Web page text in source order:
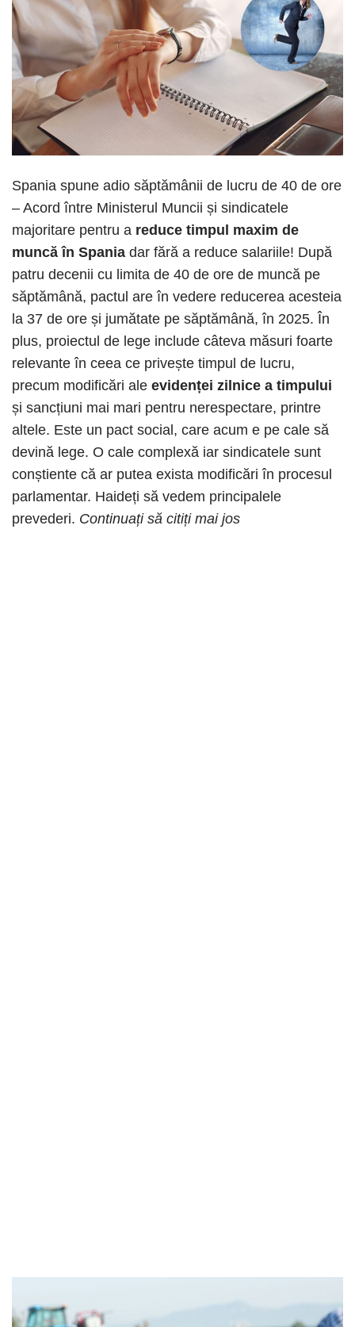
Spania spune adio săptămânii de lucru de 40 de ore
– Acord între Ministerul Muncii și sindicatele
majoritare pentru a reduce timpul maxim de
muncă în Spania dar fără a reduce salariile! După
patru decenii cu limita de 40 de ore de muncă pe
săptămână, pactul are în vedere reducerea acesteia
la 37 de ore și jumătate pe săptămână, în 2025. În
plus, proiectul de lege include câteva măsuri foarte
relevante în ceea ce privește timpul de lucru,
precum modificări ale evidenței zilnice a timpului
și sancțiuni mai mari pentru nerespectare, printre
altele. Este un pact social, care acum e pe cale să
devină lege. O cale complexă iar sindicatele sunt
conștiente că ar putea exista modificări în procesul
parlamentar. Haideți să vedem principalele
prevederi. Continuați să citiți mai jos